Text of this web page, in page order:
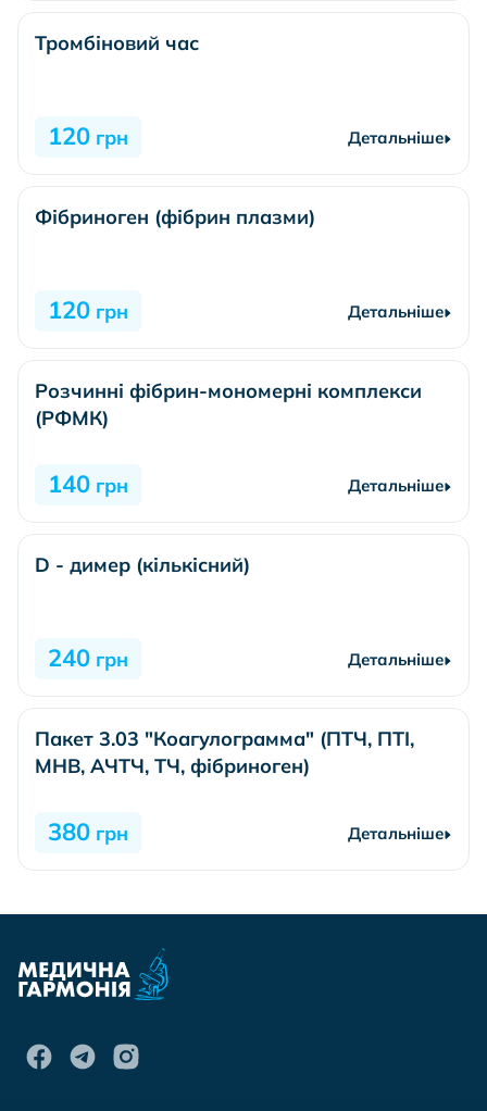
Тромбіновий час
120 грн Детальніше
Фібриноген (фібрин плазми)
120 грн Детальніше
Розчинні фібрин-мономерні комплекси
(РФМК)
140 грн Детальніше
D - димер (кількісний)
240 грн Детальніше
Пакет 3.03 "Коагулограмма" (ПТЧ, ПТІ,
МНВ, АЧТЧ, ТЧ, фібриноген)
380 грн Детальніше